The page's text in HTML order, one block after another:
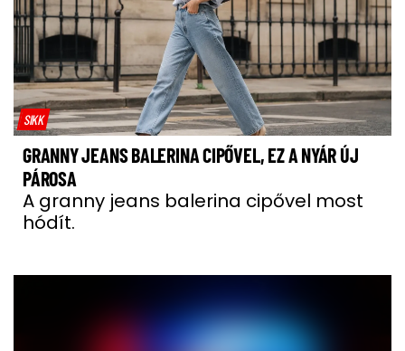
SIKK
GRANNY JEANS BALERINA CIPŐVEL, EZ A NYÁR ÚJ
PÁROSA
A granny jeans balerina cipővel most
hódít.